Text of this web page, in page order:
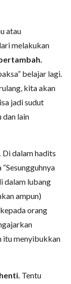
atau
melakukan
belajar lagi.
kita akan
jadi sudut
dan lain
Di dalam hadits
dalam lubang
ampun)
orang
itu menyibukkan
Tentu